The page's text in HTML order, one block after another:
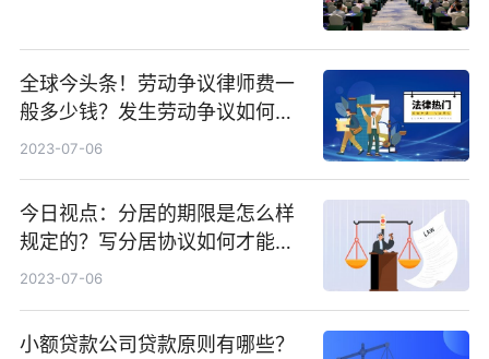
全球今头条！劳动争议律师费一
般多少钱？发生劳动争议如何算
工资？
2023-07-06
今日视点：分居的期限是怎么样
规定的？写分居协议如何才能有
效？
2023-07-06
小额贷款公司贷款原则有哪些？